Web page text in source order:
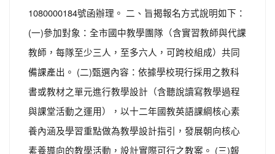
1080000184號函辦理。 二、旨揭報名方式說明如下：
(一)參加對象：全市國中教學團隊（含實習教師與代課
教師，每隊至少三人，至多六人，可跨校組成）共同
備課產出。 (二)甄選內容：依據學校現行採用之教科
書或教材之單元進行教學設計（含聽說讀寫教學過程
與課堂活動之運用），以十二年國教英語課綱核心素
養內涵及學習重點做為教學設計指引，發展朝向核心
素養導向的教學活動，設計實際可行之教案。 (三)報